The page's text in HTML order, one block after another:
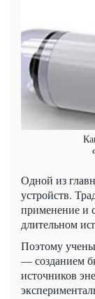
Одной из
устройств.
применение и
длительном
Поэтому
— созданием
источников